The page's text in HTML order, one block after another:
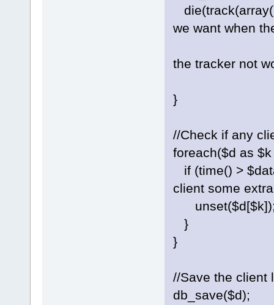
we want when
the tracker not
}
//Check if any
foreach($d as
if (time() >
client some
unset($d[$k]);
}
}
//Save the client
db_save($d);